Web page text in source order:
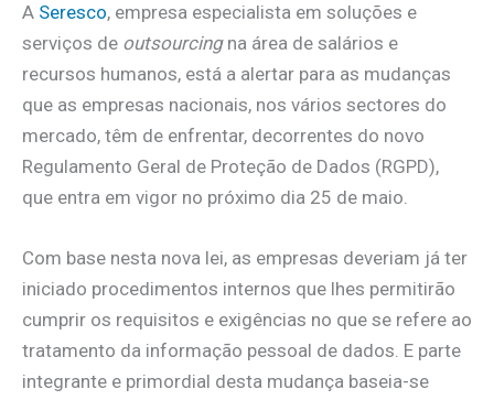
A Seresco, empresa especialista em soluções e
serviços de outsourcingna área de salários e
recursos humanos, está a alertar para as mudanças
que as empresas nacionais, nos vários sectores do
mercado, têm de enfrentar, decorrentes do novo
Regulamento Geral de Proteção de Dados (RGPD),
que entra em vigor no próximo dia 25 de maio.
Com base nesta nova lei, as empresas deveriam já ter
iniciado procedimentos internos que lhes permitirão
cumprir os requisitos e exigências no que se refere ao
tratamento da informação pessoal de dados. E parte
integrante e primordial desta mudança baseia-se